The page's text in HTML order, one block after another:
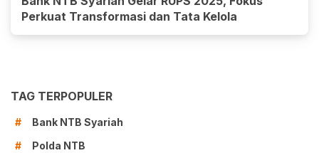
Perkuat Transformasi dan Tata Kelola
TAG TERPOPULER
#
Bank NTB Syariah
#
Polda NTB